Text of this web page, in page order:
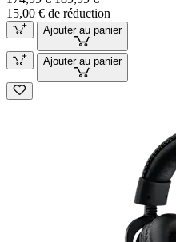
15,00 € de réduction
Ajouter au panier
Ajouter au panier